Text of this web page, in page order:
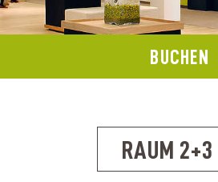
BUCHEN
RAUM 2+3